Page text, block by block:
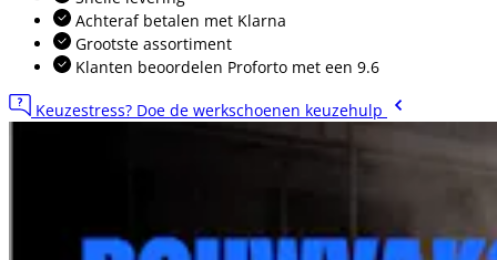
Achteraf betalen met Klarna
Grootste assortiment
Klanten beoordelen Proforto met een 9.6
Keuzestress? Doe de werkschoenen keuzehulp